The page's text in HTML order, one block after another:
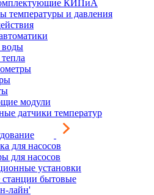
КИПиА
температуры и давления
воды
модули
датчики температур
для насосов
для насосов
установки
бытовые
лайн'